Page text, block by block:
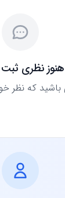
هنوز نظری
باشید که نظر